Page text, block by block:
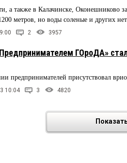
а также в Калачинске, Оконешниково
метров, но воды соленые и других нет
2 3957
ГОроДА»
предпринимателей присутствовал
10:04 3 4820